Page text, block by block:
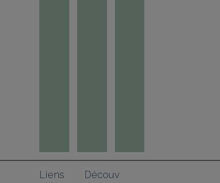
Liens
Découv